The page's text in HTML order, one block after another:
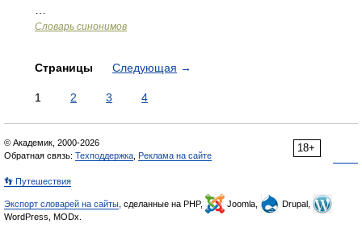
Словарь синонимов
Страницы Следующая →
1 2 3 4
18+
© Академик, 2000-2026
Обратная связь: Техподдержка Реклама на сайте
👣 Путешествия
Экспорт словарей на сайты , сделанные на PHP, Joomla,
Drupal,
WordPress, MODx.